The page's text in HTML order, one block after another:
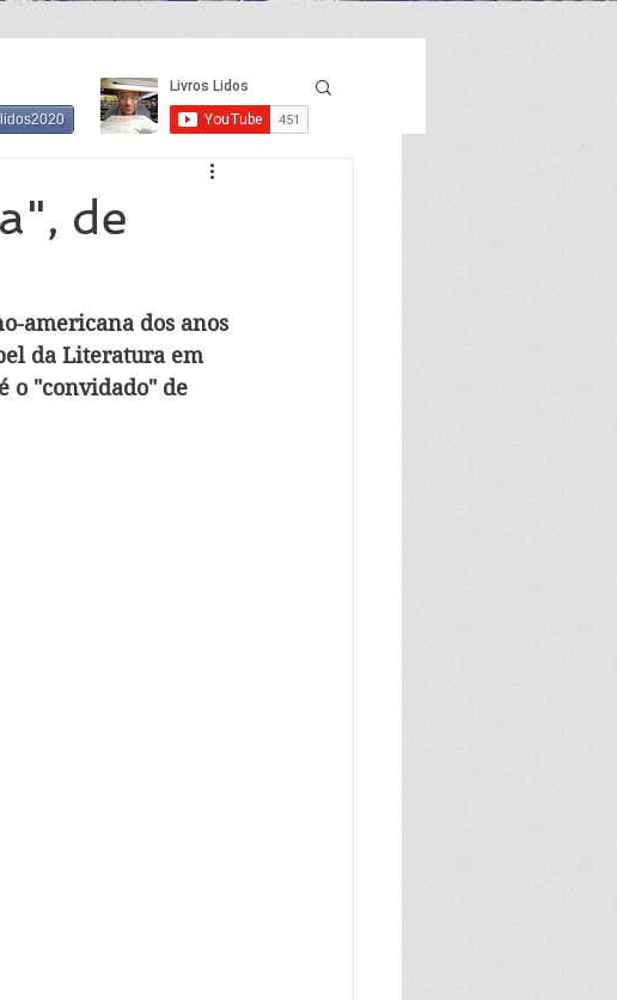
de
americana dos anos
da Literatura em
o "convidado" de